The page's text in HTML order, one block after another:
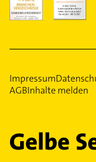
Impressum
AGBInhalte melden